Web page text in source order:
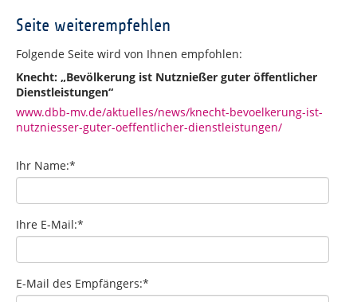
Seite weiterempfehlen
Folgende Seite wird von Ihnen empfohlen:
Knecht: „Bevölkerung ist Nutznießer guter öffentlicher
Dienstleistungen“
www.dbb-mv.de/aktuelles/news/knecht-bevoelkerung-ist-
nutzniesser-guter-oeffentlicher-dienstleistungen/
Ihr Name:*
Ihre E-Mail:*
E-Mail des Empfängers:*